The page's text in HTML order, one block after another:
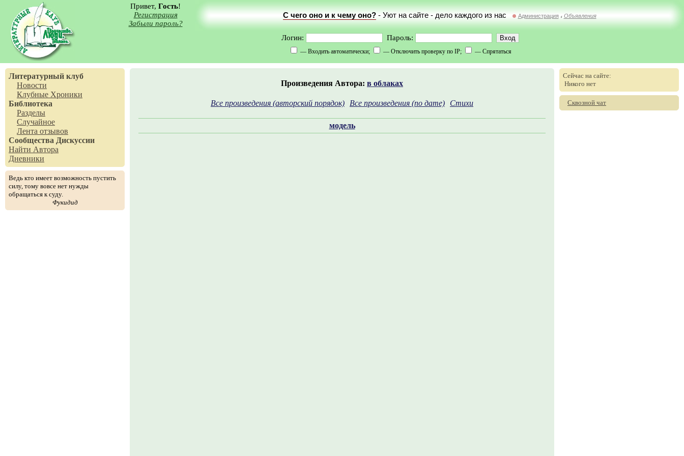
Привет, Гость!
Регистрация
Забыли пароль?
С чего оно и к чему оно?- Уют на сайте - дело каждого из нас Администрация // Объявления
Логин: Пароль:
— Входить автоматически; — Отключить проверку по IP; — Спрятаться
Литературный клуб
Новости
Клубные Хроники
Библиотека
Разделы
Случайное
Лента отзывов
Сообщества Дискуссии
Найти Автора
Дневники
Ведь кто имеет возможность пустить
силу, тому вовсе нет нужды
обращаться к суду.
Фукидид
Произведения Автора: в облаках
Все произведения (авторский порядок) Все произведения (по дате) Стихи
модель
Сейчас на сайте:
Никого нет
Сквозной чат